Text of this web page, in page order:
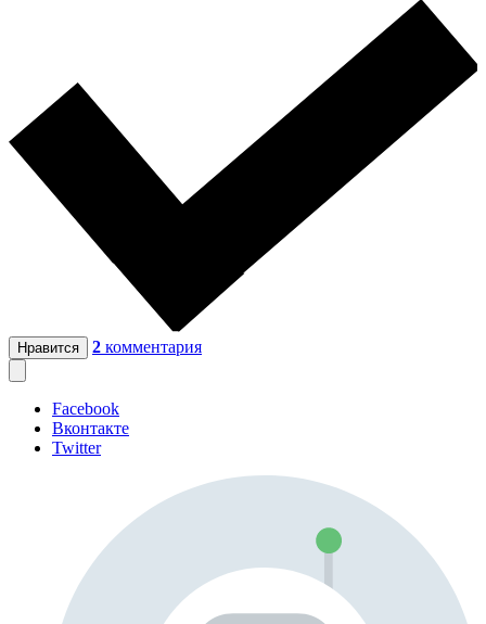
Нравится 2 комментария
Facebook
Вконтакте
Twitter